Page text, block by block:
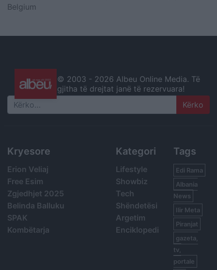
Belgium
© 2003 - 2026 Albeu Online Media. Të
gjitha të drejtat janë të rezervuara!
Search
Kryesore
Erion Veliaj
Free Esim
Zgjedhjet 2025
Belinda Balluku
SPAK
Kombëtarja
Kategori
Lifestyle
Showbiz
Tech
Shëndetësi
Argetim
Enciklopedi
Tags
Edi Rama
Albania
News
Ilir Meta
Piranjat
gazeta,
tv,
portale